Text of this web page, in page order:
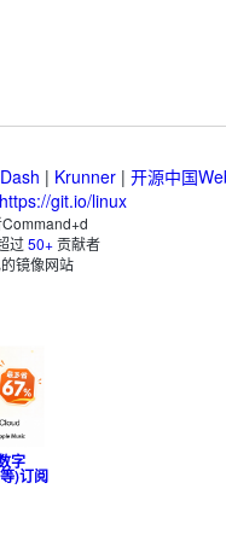
Dash | Krunner| 开源中国
git.io/linux
过50+贡献者
镜像网站
字
)订阅